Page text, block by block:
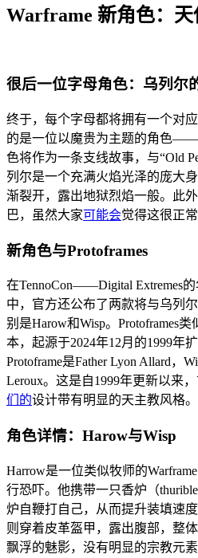
Warframe 新角色：
很后一位字母角色：乌列尔
终于，每个字母都将拥有一个对
的是一位以魔贵为主题的角色
色将作为一条支线故事，与“Old
列尔是一个充满火焰光泽的庞大
渐裂开，露出地狱烈焰一般。此
巴，虽然大家可能会觉得这很正常
新角色与Protoframes
在TennoCon——Digital Extremes
中，官方还公布了两款将与乌列
别是Harow和Wisp。Protoframes
本，起源于2024年12月的1999年
Protoframe是Father Lyon Allard，
Leroux。这是自1999年更新以来，
们的设计带有明显的天主教风格。
角色详情：Harow与Wisp
Harrow是一位类似牧师的
行恐吓。他携带一只香炉（
炉自鞭打自己，从而提升装填速度
则穿着皮革盔甲，露出腹部，整
飘浮的魅影，没有明显的宗教元